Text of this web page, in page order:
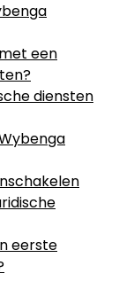
een
diensten
eerste